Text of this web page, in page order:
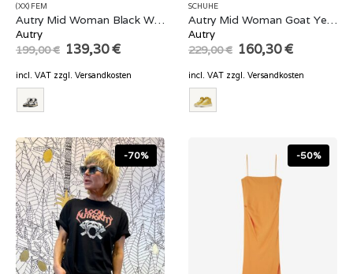
(XX) FEM
Autry Mid Woman Black White
Autry
199,00€ Original
price
was:
199,00 €.
139,30€Current
is:
incl. VAT zzgl. Versandkosten
SCHUHE
Autry Mid Woman Goat Yellow
Autry
229,00€ Original
price
was:
229,00 €.
160,30€Current
is:
incl. VAT zzgl. Versandkosten
-70% -50%